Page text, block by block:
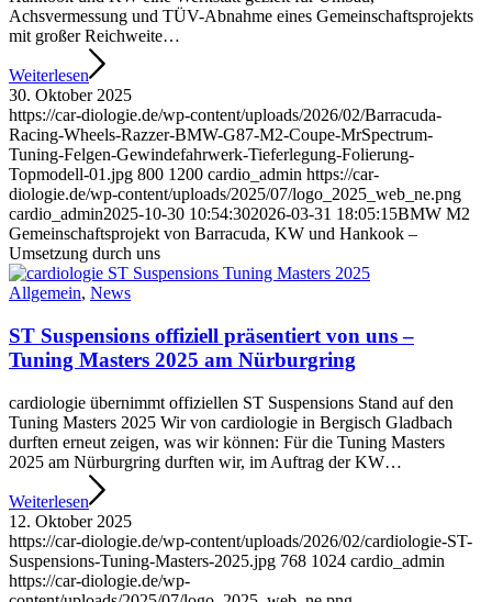
Achsvermessung und TÜV-Abnahme eines Gemeinschaftsprojekts
mit großer Reichweite…
Weiterlesen
30. Oktober 2025
https://car-diologie.de/wp-content/uploads/2026/02/Barracuda-
Racing-Wheels-Razzer-BMW-G87-M2-Coupe-MrSpectrum-
Tuning-Felgen-Gewindefahrwerk-Tieferlegung-Folierung-
Topmodell-01.jpg 800 1200 cardio_admin https://car-
diologie.de/wp-content/uploads/2025/07/logo_2025_web_ne.png
cardio_admin2025-10-30 10:54:302026-03-31 18:05:15BMW M2
Gemeinschaftsprojekt von Barracuda, KW und Hankook –
Umsetzung durch uns
Allgemein, News
ST Suspensions offiziell präsentiert von uns –
Tuning Masters 2025 am Nürburgring
cardiologie übernimmt offiziellen ST Suspensions Stand auf den
Tuning Masters 2025 Wir von cardiologie in Bergisch Gladbach
durften erneut zeigen, was wir können: Für die Tuning Masters
2025 am Nürburgring durften wir, im Auftrag der KW…
Weiterlesen
12. Oktober 2025
https://car-diologie.de/wp-content/uploads/2026/02/cardiologie-ST-
Suspensions-Tuning-Masters-2025.jpg 768 1024 cardio_admin
https://car-diologie.de/wp-